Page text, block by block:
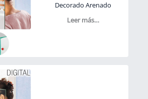
Decorado Arenado
Leer más…